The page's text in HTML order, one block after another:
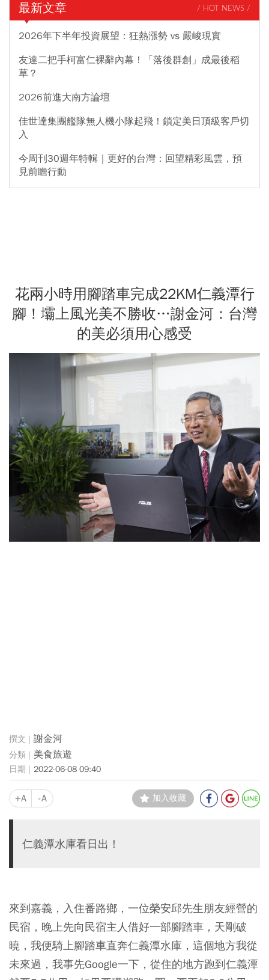
最新文章 / HOT NEWS /
2026年下半年投資展望：狂熱漲勢 vs 嚴峻現實
友達二把手柯富仁裸辭內幕！「落後群創」成最後稻
草？
2026前進大南方論壇
佳世達集團艦隊無人機小隊起飛！鎖定美日頂級客戶切
入
今周刊30週年特輯｜更好的台灣：回望精彩風雲，預
見前瞻行動
花兩小時用腳踏車完成22KM仁義潭行
腳！壩上風光美不勝收…謝金河：台灣
的美必須用心感受
謝金河
美食旅遊
2022-06-08 09:40
+A -A 加入收藏
仁義潭水庫看日出！
來到嘉義，入住番路鄉，一位榮安邱先生朋友經營的
民宿，晚上先向民宿主人借好一部腳踏車，天剛破
曉，我便騎上腳踏車直奔仁義潭水庫，這個地方我從
未來過，我事先Google一下，從住的地方跑到仁義潭